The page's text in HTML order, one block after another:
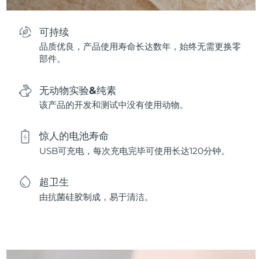
可持续
品质优良，产品使用寿命长达数年，始终无需更换零
部件。
无动物实验&纯素
该产品的开发和测试中没有使用动物。
惊人的电池寿命
USB可充电，每次充电完毕可使用长达120分钟。
超卫生
由抗菌硅胶制成，易于清洁。